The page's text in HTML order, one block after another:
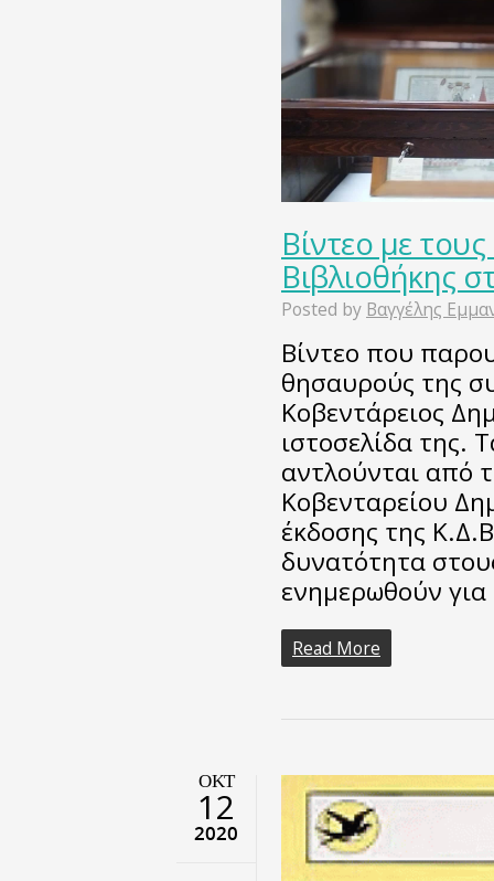
Βίντεο με
Βιβλιοθήκης
Posted by Βαγγέλης
Βίντεο που
θησαυρούς της
Κοβεντάρειος
ιστοσελίδα της.
αντλούνται από
Κοβενταρείου
έκδοσης της
δυνατότητα
ενημερωθούν
Read More
ΟΚΤ
12
2020